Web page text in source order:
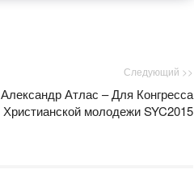
Следующий >>
Александр Атлас – Для Конгресса
Христианской молодежи SYC2015